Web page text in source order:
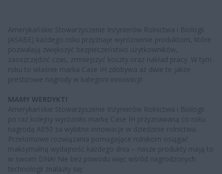
Amerykańskie Stowarzyszenie Inżynierów Rolnictwa i Biologii
(ASABE) każdego roku przyznaje wyróżnienie produktom, które
pozwalają zwiększyć bezpieczeństwo użytkowników,
zaoszczędzić czas, zmniejszyć koszty oraz nakład pracy. W tym
roku to właśnie marka Case IH zdobywa aż dwie te jakże
prestiżowe nagrody w kategorii innowacji!
MAMY WERDYKT!
Amerykańskie Stowarzyszenie Inżynierów Rolnictwa i Biologii
po raz kolejny wyróżniło markę Case IH przyznawaną co roku
nagrodą AE50 za wybitne innowacje w dziedzinie rolnictwa.
Przełomowe rozwiązania pomagające rolnikom osiągać
maksymalną wydajność każdego dnia – nasze produkty mają to
w swoim DNA! Nie bez powodu więc wśród nagrodzonych
technologii znalazły się: